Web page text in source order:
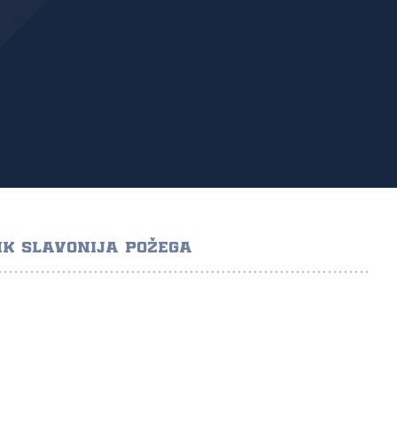
SLAVONIJA POŽEGA